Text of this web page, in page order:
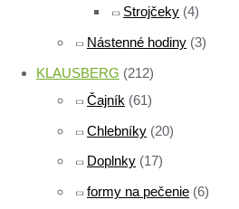
Strojčeky (4)
Nástenné hodiny (3)
KLAUSBERG (212)
Čajník (61)
Chlebníky (20)
Doplnky (17)
formy na pečenie (6)